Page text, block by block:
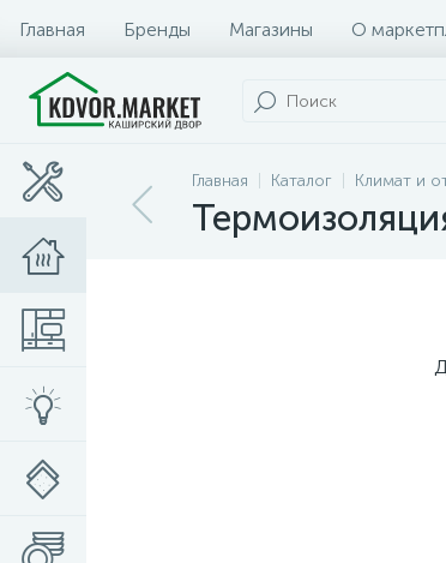
Главная Бренды Магазины О
Главная Каталог Климат и